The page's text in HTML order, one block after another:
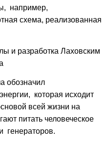
например,
схема, реализованная
и разработка Лаховским
обозначил
которая исходит
всей жизни на
питать человеческое
генераторов.